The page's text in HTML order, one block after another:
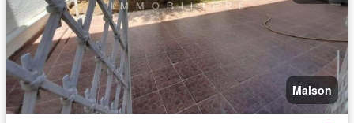
Maison